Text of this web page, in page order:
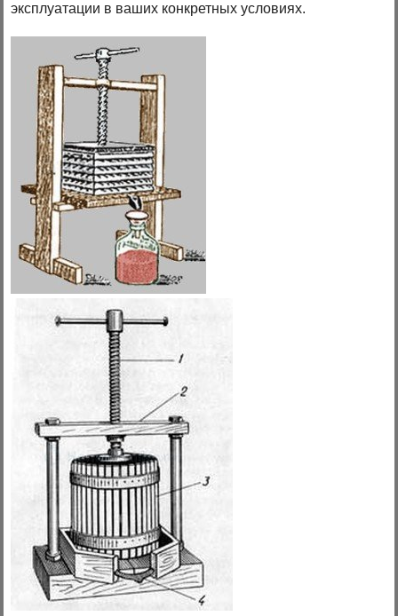
эксплуатации в ваших конкретных условиях.